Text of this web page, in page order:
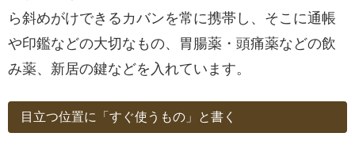
ら斜めがけできるカバンを常に携帯し、そこに通帳
や印鑑などの大切なもの、胃腸薬・頭痛薬などの飲
み薬、新居の鍵などを入れています。
目立つ位置に「すぐ使うもの」と書く